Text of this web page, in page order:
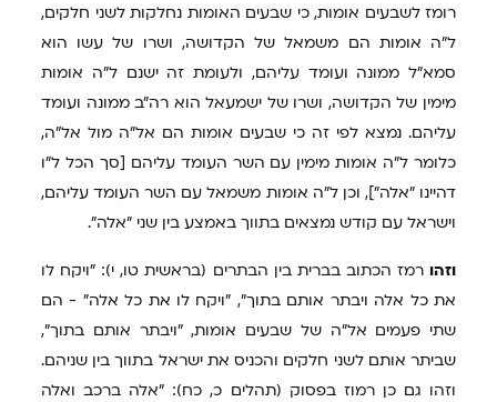
רומז לשבעים אומות, כי שבעים האומות נחלקות לשני חלקים,
ל"ה אומות הם משמאל של הקדושה, ושרו של עשו הוא
סמא"ל ממונה ועומד עליהם, ולעומת זה ישנם ל"ה אומות
מימין של הקדושה, ושרו של ישמעאל הוא רה"ב ממונה ועומד
עליהם. נמצא לפי זה כי שבעים אומות הם אל"ה מול אל"ה,
כלומר ל"ה אומות מימין עם השר העומד עליהם [סך הכל ל"ו
דהיינו "אלה"], וכן ל"ה אומות משמאל עם השר העומד עליהם,
וישראל עם קודש נמצאים בתווך באמצע בין שני "אלה".
וזהו רמז הכתוב בברית בין הבתרים (בראשית טו, י): "ויקח לו
את כל אלה ויבתר אותם בתוך", "ויקח לו את כל אלה" - הם
שתי פעמים אל"ה של שבעים אומות, "ויבתר אותם בתוך",
שביתר אותם לשני חלקים והכניס את ישראל בתווך בין שניהם.
וזהו גם כן רמוז בפסוק (תהלים כ, כח): "אלה ברכב ואלה